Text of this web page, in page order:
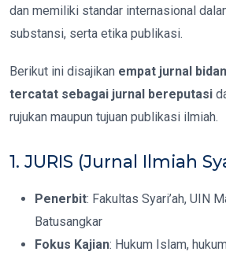
dan memiliki standar internasional
substansi, serta etika publikasi.
Berikut ini disajikan empat jurnal
tercatat sebagai jurnal bereputasi
rujukan maupun tujuan publikasi ilmiah.
1. JURIS (Jurnal Ilmiah
Penerbit: Fakultas Syari’ah, UIN
Batusangkar
Fokus Kajian: Hukum Islam,